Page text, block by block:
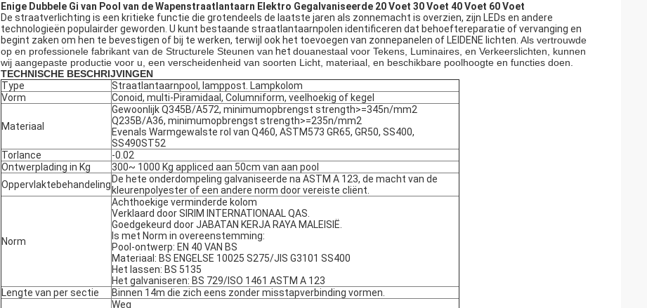
Enige Dubbele Gi van Pool van de Wapenstraatlantaarn Elektro Gegalvaniseerde 20 Voet 30 Voet 40 Voet 60 Voet
De straatverlichting is een kritieke functie die grotendeels de laatste jaren als zonnemacht is overzien, zijn LEDs en andere
technologieën populairder geworden. U kunt bestaande straatlantaarnpolen identificeren dat behoeftereparatie of vervanging en
begint zaken om hen te bevestigen of bij te werken, terwijl ook het toevoegen van zonnepanelen of LEIDENE lichten. Als vertrouwde
op en professionele fabrikant van de Structurele Steunen van het douanestaal voor Tekens, Luminaires, en Verkeerslichten, kunnen
wij aangepaste productie voor u, een verscheidenheid van soorten Licht, materiaal, en beschikbare poolhoogte en functies doen.
TECHNISCHE BESCHRIJVINGEN
Type
Straatlantaarnpool, lamppost. Lampkolom
Vorm
Conoid, multi-Piramidaal, Columniform, veelhoekig of kegel
Materiaal
Gewoonlijk Q345B/A572, minimumopbrengst strength>=345n/mm2
Q235B/A36, minimumopbrengst strength>=235n/mm2
Evenals Warmgewalste rol van Q460, ASTM573 GR65, GR50, SS400,
SS490ST52
Torlance
-0.02
Ontwerplading in Kg
300~ 1000 Kg appliced aan 50cm van aan pool
Oppervlaktebehandeling De hete onderdompeling galvaniseerde na ASTM A 123, de macht van de
kleurenpolyester of een andere norm door vereiste cliënt.
Norm
Achthoekige verminderde kolom
Verklaard door SIRIM INTERNATIONAAL QAS.
Goedgekeurd door JABATAN KERJA RAYA MALEISIË.
Is met Norm in overeenstemming:
Pool-ontwerp: EN 40 VAN BS
Materiaal: BS ENGELSE 10025 S275/JIS G3101 SS400
Het lassen: BS 5135
Het galvaniseren: BS 729/ISO 1461 ASTM A 123
Lengte van per sectie
Binnen 14m die zich eens zonder misstapverbinding vormen.
Weg